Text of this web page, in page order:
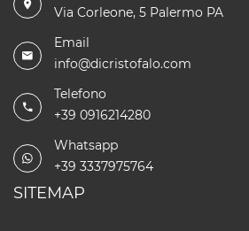
Via Corleone, 5 Palermo PA
Email
info@dicristofalo.com
Telefono
+39 0916214280
Whatsapp
+39 3337975764
SITEMAP